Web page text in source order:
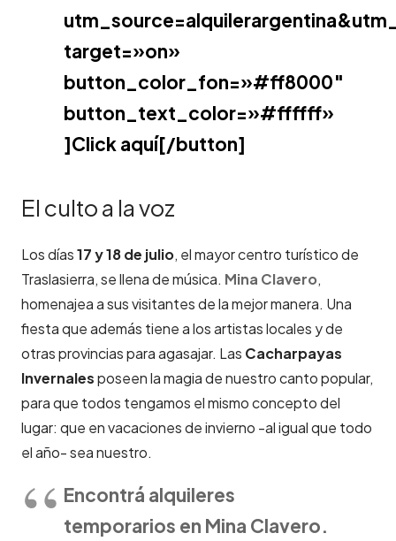
target=»on»
button_color_fon=»#ff8000″
button_text_color=»#ffffff»
]Click aquí[/button]
El culto a la voz
Los días17 y 18 de julio, el mayor centro turístico de
Traslasierra, se llena de música. Mina Clavero,
homenajea a sus visitantes de la mejor manera. Una
fiesta que además tiene a los artistas locales y de
otras provincias para agasajar. Las Cacharpayas
Invernalesposeen la magia de nuestro canto popular,
para que todos tengamos el mismo concepto del
lugar: que en vacaciones de invierno -al igual que todo
el año- sea nuestro.
Encontrá alquileres
temporarios en Mina Clavero.